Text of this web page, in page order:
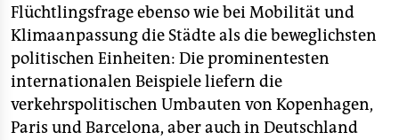
Flüchtlingsfrage ebenso wie bei Mobilität und
Klimaanpassung die Städte als die beweglichsten
politischen Einheiten: Die prominentesten
internationalen Beispiele liefern die
verkehrspolitischen Umbauten von Kopenhagen,
Paris und Barcelona, aber auch in Deutschland